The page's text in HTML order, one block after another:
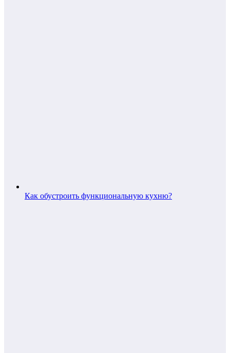
Как обустроить функциональную кухню?